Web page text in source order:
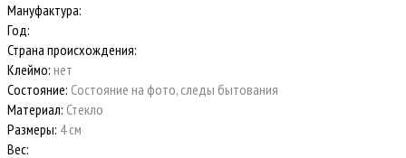
Мануфактура:
Год:
Страна происхождения:
Клеймо: нет
Состояние: Состояние на фото, следы бытования
Материал: Стекло
Размеры: 4 см
Вес: